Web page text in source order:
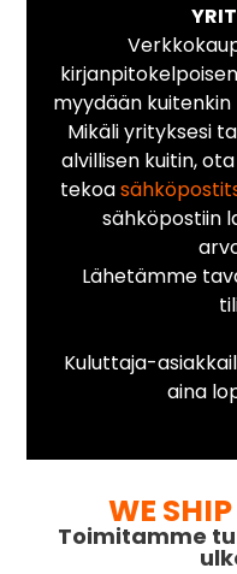
myydään
Mikäli yrityksesi
alvillisen kuitin,
tekoa
sähköpostiin
Lähetämme
Kuluttaja-
aina
WE
Toimitamme